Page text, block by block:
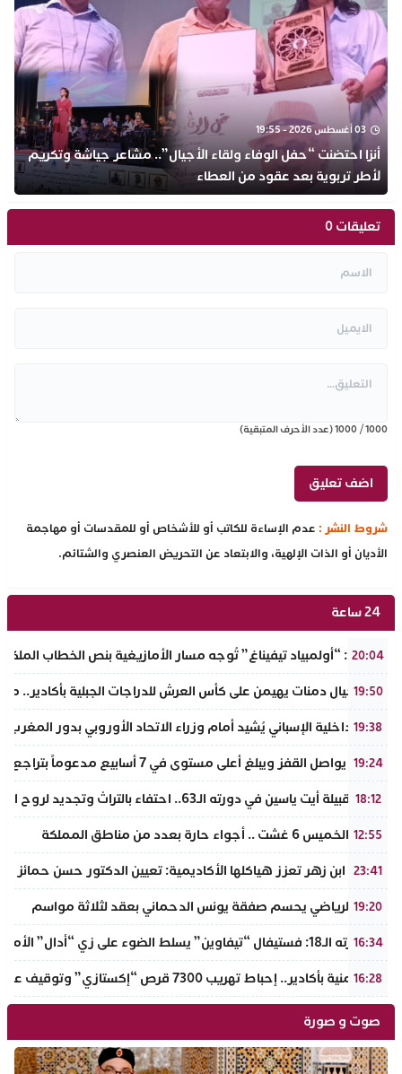
03 أغسطس 2026 - 19:55
أنزا احتضنت “حفل الوفاء ولقاء الأجيال”.. مشاعر جياشة وتكريم
لأطر تربوية بعد عقود من العطاء
تعليقات 0
1000
/
1000(عدد الأحرف المتبقية)
شروط النشر : عدم الإساءة للكاتب أو للأشخاص أو للمقدسات أو مهاجمة
الأديان أو الذات الإلهية، والابتعاد عن التحريض العنصري والشتائم.
24 ساعة
20:04
تفراوت: “أولمبياد تيفيناغ” تُوجه مسار الأمازيغية بنص الخطاب الملكي
19:50
نادي أجيال دمنات يهيمن على كأس العرش للدراجات الجبلية بأكادير..
19:38
وزير الداخلية الإسباني يُشيد أمام وزراء الاتحاد الأوروبي بدور
19:24
الذهب يواصل القفز ويبلغ أعلى مستوى في 7 أسابيع مدعوماً بتراجع الدولار وانخفاض عوائد السندات
18:12
ملتقى قبيلة أيت ياسين في دورته الـ63.. احتفاء بالتراث وتجديد لروح الانتماء الوطني
12:55
طقس الخميس 6 غشت .. أجواء حارة بعدد من مناطق المملكة
23:41
جامعة ابن زهر تعزز هياكلها الأكاديمية: تعيين الدكتور حسن حمائز
19:20
الرجاء الرياضي يحسم صفقة يونس الدحماني بعقد لثلاثة مواسم
16:34
في دورته الـ18: فستيفال “تيفاوين” يسلط الضوء على زي “أدال” الأمازيغي ويكرم رائدات التطريز والتصميم بالـأطلس الصغير
16:28
ضربة أمنية بأكادير.. إحباط تهريب 7300 قرص “إكستازي” وتوقيف عنصرين من ذوي السوابق
صوت و صورة